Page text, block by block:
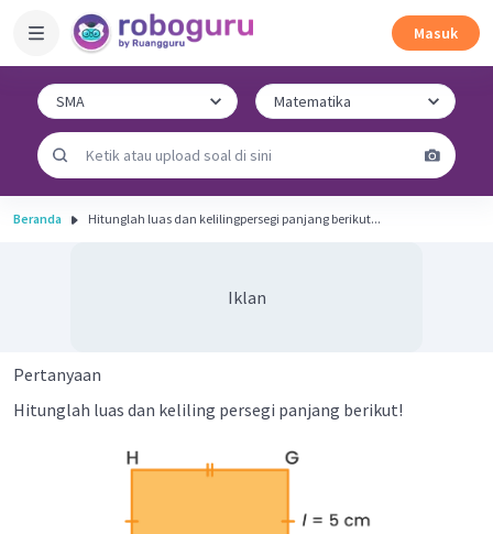
Masuk
Beranda Hitunglah luas dan kelilingpersegi panjang berikut...
Iklan
Pertanyaan
Hitunglah luas dan keliling persegi panjang berikut!